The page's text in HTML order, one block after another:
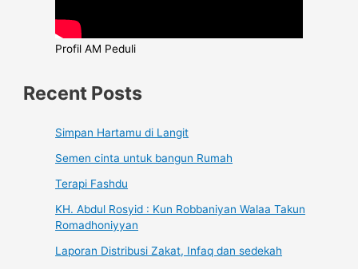
Profil AM Peduli
Recent Posts
Simpan Hartamu di Langit
Semen cinta untuk bangun Rumah
Terapi Fashdu
KH. Abdul Rosyid : Kun Robbaniyan Walaa Takun
Romadhoniyyan
Laporan Distribusi Zakat, Infaq dan sedekah